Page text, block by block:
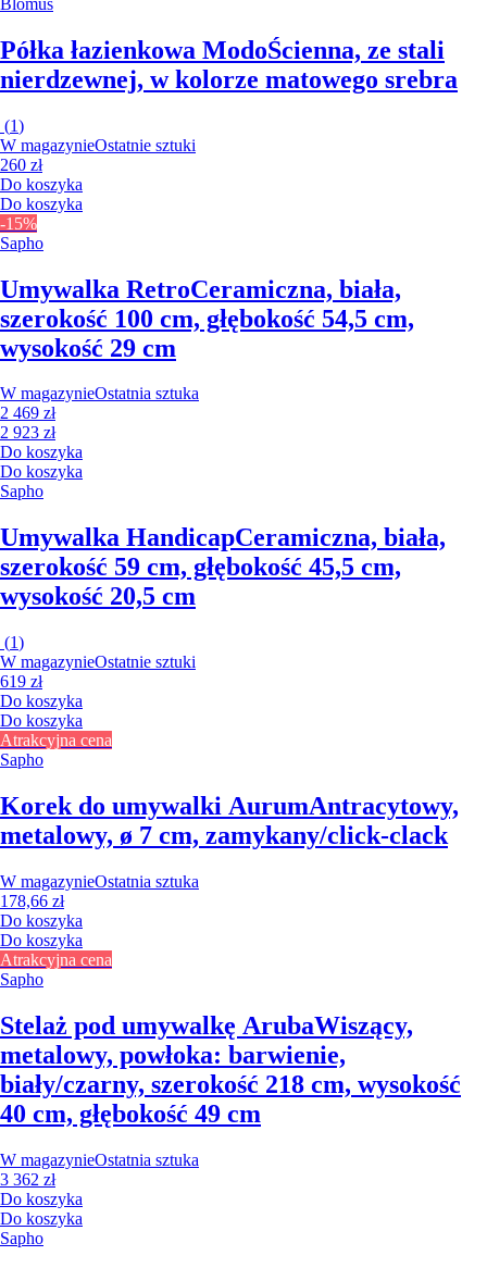
Półka łazienkowa ModoŚcienna, ze stali
nierdzewnej, w kolorze matowego srebra
(1)
W magazynieOstatnie sztuki
260 zł
Do koszyka
Do koszyka
-15%
Sapho
Umywalka RetroCeramiczna, biała,
szerokość 100 cm, głębokość 54,5 cm,
wysokość 29 cm
W magazynieOstatnia sztuka
2 469 zł
2 923 zł
Do koszyka
Do koszyka
Sapho
Umywalka HandicapCeramiczna, biała,
szerokość 59 cm, głębokość 45,5 cm,
wysokość 20,5 cm
(1)
W magazynieOstatnie sztuki
619 zł
Do koszyka
Do koszyka
Atrakcyjna cena
Sapho
Korek do umywalki AurumAntracytowy,
metalowy, ø 7 cm, zamykany/click-clack
W magazynieOstatnia sztuka
178,66 zł
Do koszyka
Do koszyka
Atrakcyjna cena
Sapho
Stelaż pod umywalkę ArubaWiszący,
metalowy, powłoka: barwienie,
biały/czarny, szerokość 218 cm, wysokość
40 cm, głębokość 49 cm
W magazynieOstatnia sztuka
3 362 zł
Do koszyka
Do koszyka
Sapho